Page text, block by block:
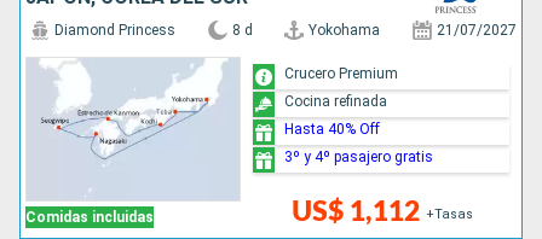
Comidas incluidas
Diamond Princess 8 d Yokohama 21/07/2027
US$ 1,112 +Tasas
Crucero Premium
Cocina refinada
Hasta 40% Off
3º y 4º pasajero gratis